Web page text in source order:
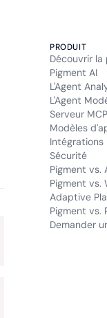
PRODUIT
Découvrir
Pigment AI
L'Agent
L'Agent
Serveur MCP
Modèles
Intégrations
Sécurité
Pigment vs.
Pigment vs.
Adaptive
Pigment vs.
Demander